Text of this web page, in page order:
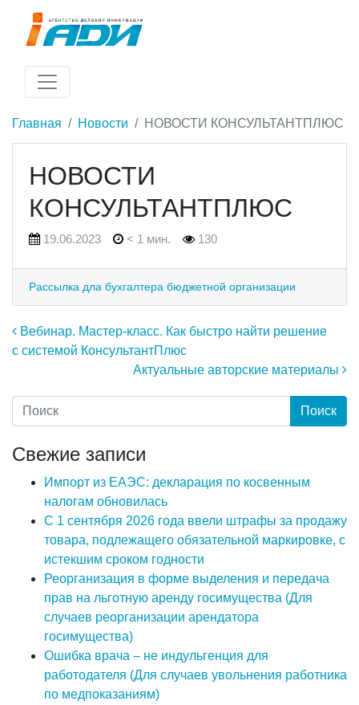
Главная Новости НОВОСТИ КОНСУЛЬТАНТПЛЮС
НОВОСТИ
КОНСУЛЬТАНТПЛЮС
19.06.2023 < 1 мин. 130
Рассылка дла бухгалтера бюджетной организации
Навигация по записям
Вебинар. Мастер-класс. Как быстро найти решение
с системой КонсультантПлюс
Актуальные авторские материалы
Свежие записи
Импорт из ЕАЭС: декларация по косвенным
налогам обновилась
С 1 сентября 2026 года ввели штрафы за продажу
товара, подлежащего обязательной маркировке, с
истекшим сроком годности
Реорганизация в форме выделения и передача
прав на льготную аренду госимущества (Для
случаев реорганизации арендатора
госимущества)
Ошибка врача – не индульгенция для
работодателя (Для случаев увольнения работника
по медпоказаниям)